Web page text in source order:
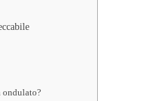
ondulato?